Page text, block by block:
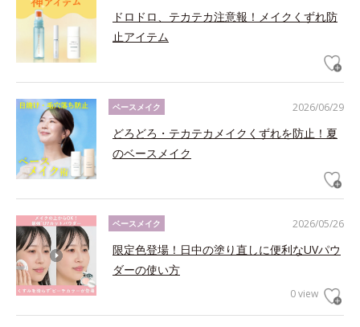
ドロドロ、テカテカ注意報！メイクくずれ防
止アイテム
2026/06/29
ベースメイク
どろどろ・テカテカメイクくずれを防止！夏
のベースメイク
2026/05/26
ベースメイク
限定色登場！日中の塗り直しに便利なUVパウ
ダーの使い方
0 view